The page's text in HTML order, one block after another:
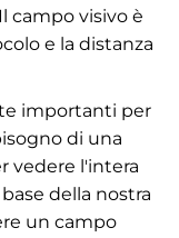
campo visivo è
e la distanza
importanti per
di una
vedere l'intera
della nostra
un campo